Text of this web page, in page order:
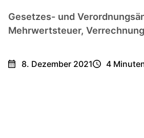
Gesetzes- und
Mehrwertsteuer,
8. Dezember 2021 4